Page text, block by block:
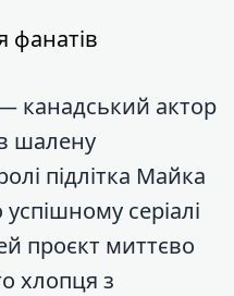
фанатів
канадський актор
шалену
підлітка Майка
серіалі
проєкт миттєво
хлопця з